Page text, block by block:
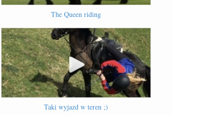
The Queen riding
Taki wyjazd w teren ;)